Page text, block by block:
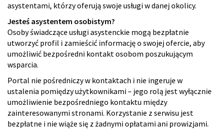
asystentami, którzy oferują swoje usługi w danej okolicy.
Jesteś asystentem osobistym?
Osoby świadczące usługi asystenckie mogą bezpłatnie
utworzyć profil i zamieścić informację o swojej ofercie, aby
umożliwić bezpośredni kontakt osobom poszukującym
wsparcia.
Portal nie pośredniczy w kontaktach i nie ingeruje w
ustalenia pomiędzy użytkownikami – jego rolą jest wyłącznie
umożliwienie bezpośredniego kontaktu między
zainteresowanymi stronami. Korzystanie z serwisu jest
bezpłatne i nie wiąże się z żadnymi opłatami ani prowizjami.